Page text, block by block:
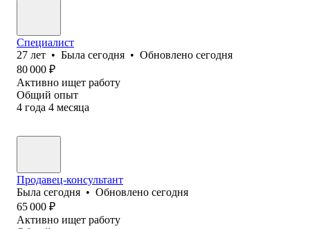
Специалист
27 лет • Была сегодня • Обновлено сегодня
80 000 ₽
Активно ищет работу
Общий опыт
4 года 4 месяца
Продавец-консультант
Была сегодня • Обновлено сегодня
65 000 ₽
Активно ищет работу